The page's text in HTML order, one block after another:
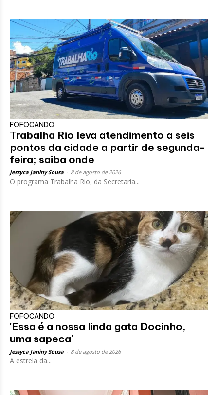
FOFOCANDO
Trabalha Rio leva atendimento a seis
pontos da cidade a partir de segunda-
feira; saiba onde
Jessyca Janiny Sousa 8 de agosto de 2026
O programa Trabalha Rio, da Secretaria...
FOFOCANDO
'Essa é a nossa linda gata Docinho,
uma sapeca'
Jessyca Janiny Sousa 8 de agosto de 2026
A estrela da...